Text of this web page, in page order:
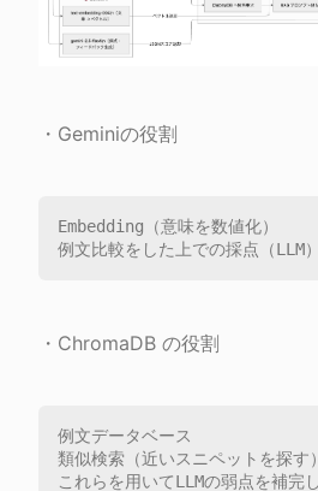
・Geminiの役割
Embedding（意味を数値化）
・ChromaDB の役割
例文データベース
類似検索（近いスニペットを探す）